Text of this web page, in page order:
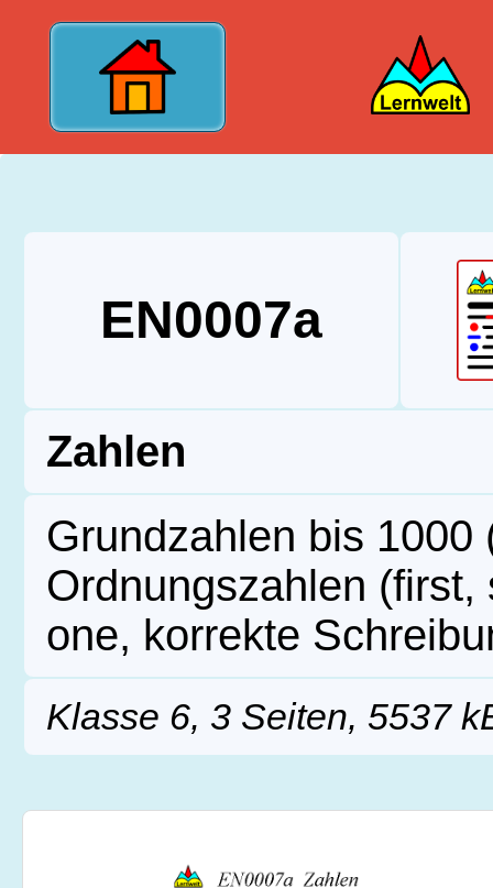
EN0007a
Zahlen
Grundzahlen bis 1000
Ordnungszahlen
one, korrekte
Klasse 6, 3 Seiten, 5537